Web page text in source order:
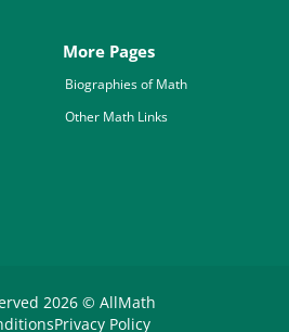
More Pages
Biographies of Math
Other Math Links
2026 © AllMath
Privacy Policy